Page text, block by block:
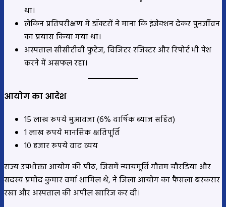
था।
लेकिन प्रतिपरीक्षण में डॉक्टरों ने माना कि इंजेक्शन देकर पुनर्जीवन
का प्रयास किया गया था।
अस्पताल सीसीटीवी फुटेज, विजिटर रजिस्टर और रिपोर्ट भी पेश
करने में असफल रहा।
आयोग का आदेश
15 लाख रुपये मुआवजा (6% वार्षिक ब्याज सहित)
1 लाख रुपये मानसिक क्षतिपूर्ति
10 हजार रुपये वाद व्यय
राज्य उपभोक्ता आयोग की पीठ, जिसमें न्यायमूर्ति गौतम चौरडिया और
सदस्य प्रमोद कुमार वर्मा शामिल थे, ने जिला आयोग का फैसला बरकरार
रखा और अस्पताल की अपील खारिज कर दी।